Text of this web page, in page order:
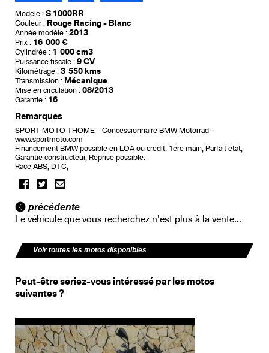
Modèle : S 1000RR
Couleur : Rouge Racing - Blanc
Année modèle : 2013
Prix : 16 000 €
Cylindrée : 1 000 cm3
Puissance fiscale : 9 CV
Kilométrage : 3 550 kms
Transmission : Mécanique
Mise en circulation : 08/2013
Garantie : 16
Remarques
SPORT MOTO THOME – Concessionnaire BMW Motorrad –
www.sportmoto.com
Financement BMW possible en LOA ou crédit. 1ère main, Parfait état,
Garantie constructeur, Reprise possible.
Race ABS, DTC,
précédente
Le véhicule que vous recherchez n'est plus à la vente...
Voir toutes les motos disponibles
Peut-être seriez-vous intéressé par les motos
suivantes ?